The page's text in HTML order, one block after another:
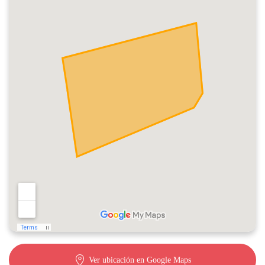
Ver ubicación en Google Maps